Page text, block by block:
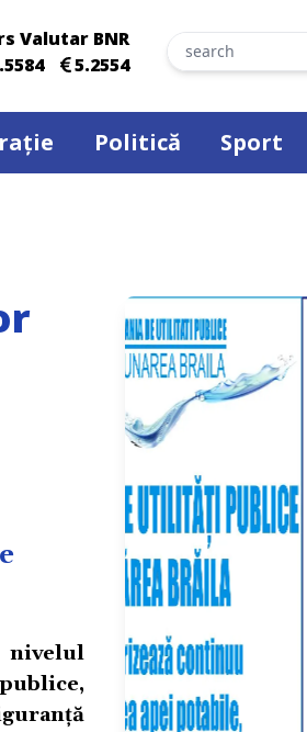
Valutar BNR
5.2554
Search
Politică Sport
nivelul